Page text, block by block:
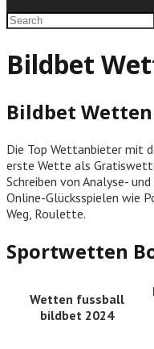
Bildbet
Bildbet
Die Top Wettanbieter mit
erste Wette als
Schreiben von Analyse-
Online-Glücksspielen wie
Weg, Roulette.
Sportwetten
Wetten fussball
bildbet 2024